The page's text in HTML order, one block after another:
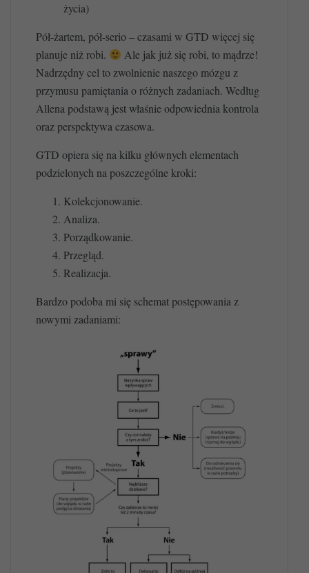
życia)
Pół-żartem, pół-serio – czasami w GTD więcej się
planuje niż robi.
Ale jak już się robi, to mądrze!
Nadrzędny cel to zwolnienie naszego mózgu z
przymusu pamiętania o różnych zadaniach. Według
Allena podstawą jest właśnie odpowiednia kontrola
oraz perspektywa czasowa.
GTD opiera się na kilku głównych elementach
podzielonych na poszczególne kroki:
Kolekcjonowanie.
Analiza.
Porządkowanie.
Przegląd.
Realizacja.
Bardzo podoba mi się schemat postępowania z
nowymi zadaniami: